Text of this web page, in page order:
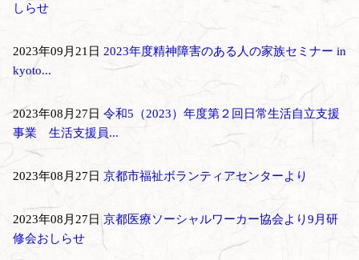
しらせ
2023年09月21日 2023年度精神障害のある人の家族セミナー in
kyoto...
2023年08月27日 令和5（2023）年度第２回日常生活自立支援
事業 生活支援員...
2023年08月27日 京都市福祉ボランティアセンターより
2023年08月27日京都医療ソーシャルワーカー協会より9月研
修会おしらせ